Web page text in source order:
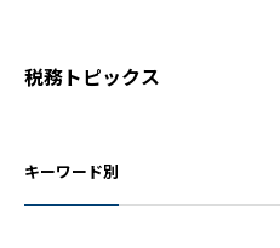
税務トピックス
キーワード別